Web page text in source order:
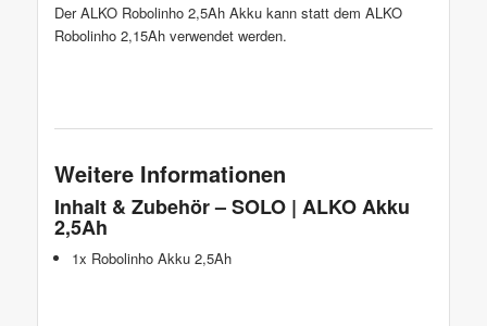
Der ALKO Robolinho 2,5Ah Akku kann statt dem ALKO
Robolinho 2,15Ah verwendet werden.
Weitere Informationen
Inhalt & Zubehör – SOLO | ALKO Akku
2,5Ah
1x Robolinho Akku 2,5Ah